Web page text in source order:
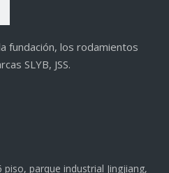
fundación, los rodamientos
SLYB, JSS.
piso, parque industrial Jingjiang,